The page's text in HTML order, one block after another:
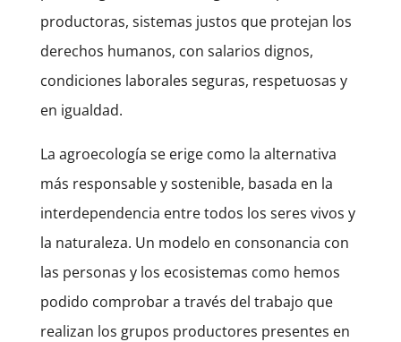
productoras, sistemas justos que protejan los
derechos humanos, con salarios dignos,
condiciones laborales seguras, respetuosas y
en igualdad.
La agroecología se erige como la alternativa
más responsable y sostenible, basada en la
interdependencia entre todos los seres vivos y
la naturaleza. Un modelo en consonancia con
las personas y los ecosistemas como hemos
podido comprobar a través del trabajo que
realizan los grupos productores presentes en